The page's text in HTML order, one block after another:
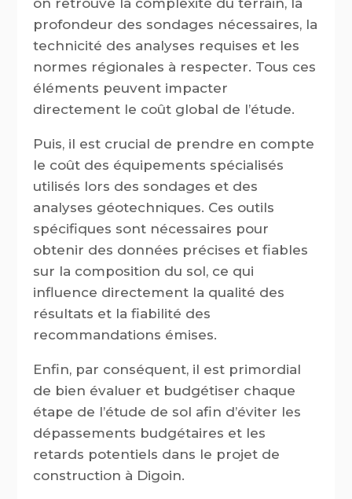
profondeur des sondages nécessaires, la
technicité des analyses requises et les
normes régionales à respecter. Tous ces
éléments peuvent impacter
directement le coût global de l’étude.
Puis, il est crucial de prendre en compte
le coût des équipements spécialisés
utilisés lors des sondages et des
analyses géotechniques. Ces outils
spécifiques sont nécessaires pour
obtenir des données précises et fiables
sur la composition du sol, ce qui
influence directement la qualité des
résultats et la fiabilité des
recommandations émises.
Enfin, par conséquent, il est primordial
de bien évaluer et budgétiser chaque
étape de l’étude de sol afin d’éviter les
dépassements budgétaires et les
retards potentiels dans le projet de
construction à Digoin.